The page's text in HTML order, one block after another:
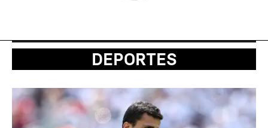
DEPORTES